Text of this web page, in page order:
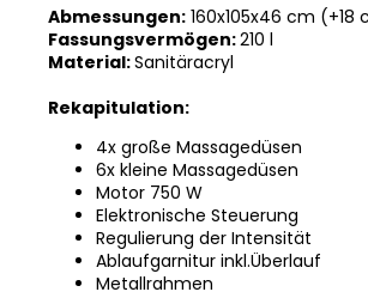
Abmessungen: 160x105x46 cm
Fassungsvermögen:210 l
Material:Sanitäracryl
Rekapitulation:
4x große Massagedüsen
6x kleine Massagedüsen
Motor 750 W
Elektronische Steuerung
Regulierung der Intensität
Ablaufgarnitur inkl.Überlauf
Metallrahmen